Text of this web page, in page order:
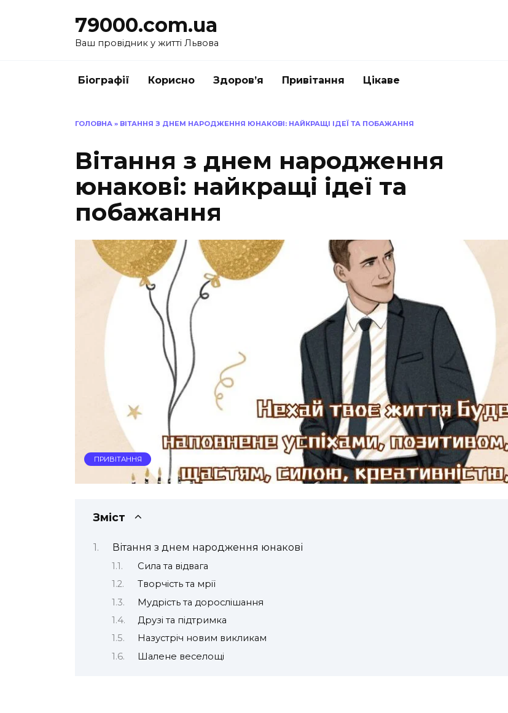
79000.com.ua
Ваш провідник у житті Львова
Біографії Корисно Здоров’я Привітання Цікаве
ГОЛОВНА » ВІТАННЯ З ДНЕМ НАРОДЖЕННЯ ЮНАКОВІ: НАЙКРАЩІ ІДЕЇ ТА ПОБАЖАННЯ
Вітання з днем народження
юнакові: найкращі ідеї та
побажання
ПРИВІТАННЯ
Зміст
Вітання з днем народження юнакові
Сила та відвага
Творчість та мрії
Мудрість та дорослішання
Друзі та підтримка
Назустріч новим викликам
Шалене веселощі